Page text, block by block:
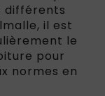
différents
il est
le
pour
normes en